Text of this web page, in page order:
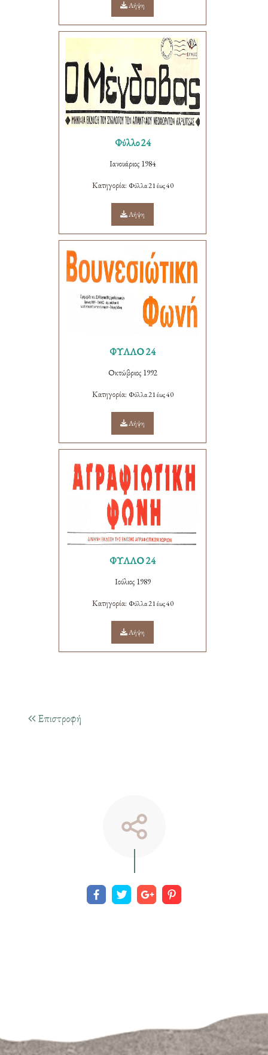
Λήψη
Φύλλο 24
Ιανουάριος 1984
Κατηγορία: Φύλλα 21 έως 40
Λήψη
ΦΥΛΛΟ 24
Οκτώβριος 1992
Κατηγορία: Φύλλα 21 έως 40
Λήψη
ΦΥΛΛΟ 24
Ιούλιος 1989
Κατηγορία: Φύλλα 21 έως 40
Λήψη
Επιστροφή